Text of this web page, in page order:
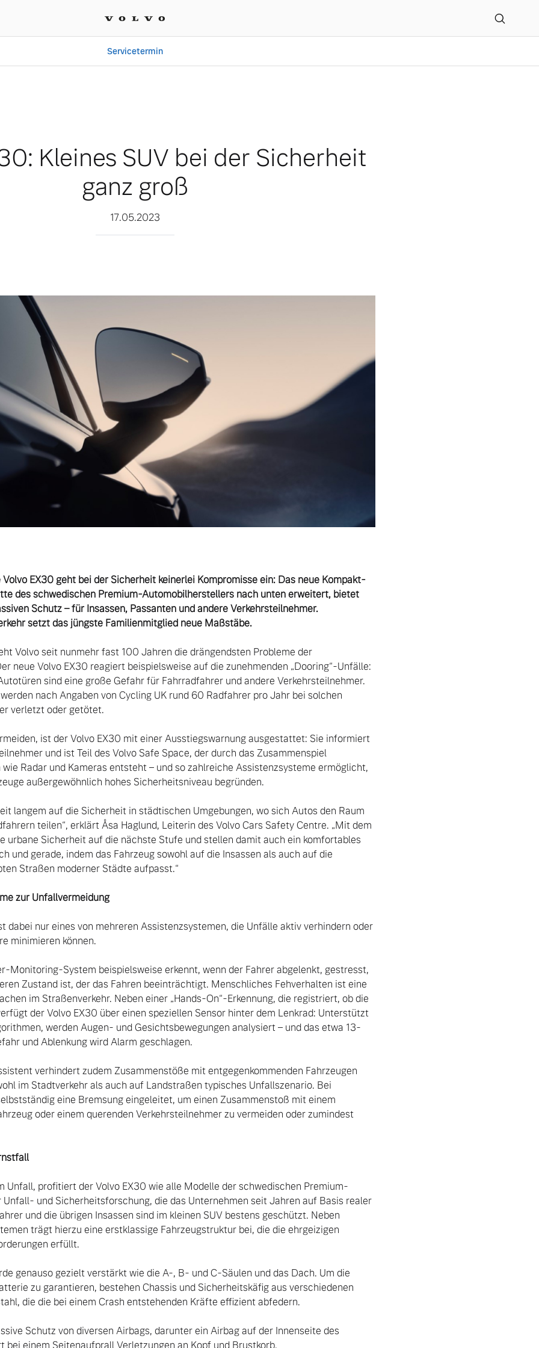
Servicetermin
Kleines SUV bei der Sicherheit
ganz groß
17.05.2023
EX30 geht bei der Sicherheit keinerlei Kompromisse ein: Das neue Kompakt-
des schwedischen Premium-Automobilherstellers nach unten erweitert, bietet
Schutz – für Insassen, Passanten und andere Verkehrsteilnehmer.
setzt das jüngste Familienmitglied neue Maßstäbe.
Volvo seit nunmehr fast 100 Jahren die drängendsten Probleme der
neue Volvo EX30 reagiert beispielsweise auf die zunehmenden „Dooring“-Unfälle:
sind eine große Gefahr für Fahrradfahrer und andere Verkehrsteilnehmer.
nach Angaben von Cycling UK rund 60 Radfahrer pro Jahr bei solchen
verletzt oder getötet.
ist der Volvo EX30 mit einer Ausstiegswarnung ausgestattet: Sie informiert
und ist Teil des Volvo Safe Space, der durch das Zusammenspiel
Radar und Kameras entsteht – und so zahlreiche Assistenzsysteme ermöglicht,
außergewöhnlich hohes Sicherheitsniveau begründen.
langem auf die Sicherheit in städtischen Umgebungen, wo sich Autos den Raum
teilen“, erklärt Åsa Haglund, Leiterin des Volvo Cars Safety Centre. „Mit dem
urbane Sicherheit auf die nächste Stufe und stellen damit auch ein komfortables
und gerade, indem das Fahrzeug sowohl auf die Insassen als auch auf die
Straßen moderner Städte aufpasst.“
zur Unfallvermeidung
dabei nur eines von mehreren Assistenzsystemen, die Unfälle aktiv verhindern oder
minimieren können.
Monitoring-System beispielsweise erkennt, wenn der Fahrer abgelenkt, gestresst,
Zustand ist, der das Fahren beeinträchtigt. Menschliches Fehverhalten ist eine
im Straßenverkehr. Neben einer „Hands-On“-Erkennung, die registriert, ob die
der Volvo EX30 über einen speziellen Sensor hinter dem Lenkrad: Unterstützt
werden Augen- und Gesichtsbewegungen analysiert – und das etwa 13-
und Ablenkung wird Alarm geschlagen.
im Stadtverkehr als auch auf Landstraßen typisches Unfallszenario. Bei
eine Bremsung eingeleitet, um einen Zusammenstoß mit einem
oder einem querenden Verkehrsteilnehmer zu vermeiden oder zumindest
Unfall, profitiert der Volvo EX30 wie alle Modelle der schwedischen Premium-
und Sicherheitsforschung, die das Unternehmen seit Jahren auf Basis realer
und die übrigen Insassen sind im kleinen SUV bestens geschützt. Neben
trägt hierzu eine erstklassige Fahrzeugstruktur bei, die die ehrgeizigen
erfüllt.
genauso gezielt verstärkt wie die A-, B- und C-Säulen und das Dach. Um die
zu garantieren, bestehen Chassis und Sicherheitskäfig aus verschiedenen
die die bei einem Crash entstehenden Kräfte effizient abfedern.
Schutz von diversen Airbags, darunter ein Airbag auf der Innenseite des
bei einem Seitenaufprall Verletzungen an Kopf und Brustkorb.